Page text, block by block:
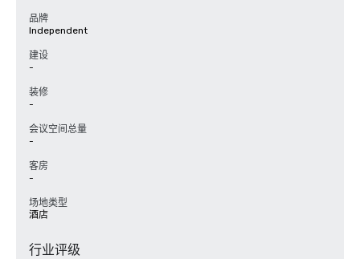
品牌
Independent
建设
-
装修
-
会议空间总量
-
客房
-
场地类型
酒店
行业评级